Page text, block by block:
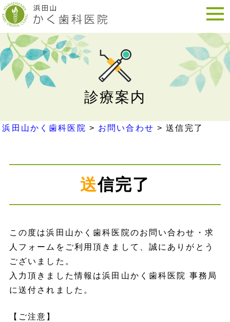
診療案内
浜田山かく歯科医院 > お問い合わせ >送信完了
送信完了
この度は浜田山かく歯科医院のお問い合わせ・求
人フォームをご利用頂きまして、誠にありがとう
ございました。
入力頂きました情報は浜田山かく歯科医院 事務局
に送付されました。
【ご注意】